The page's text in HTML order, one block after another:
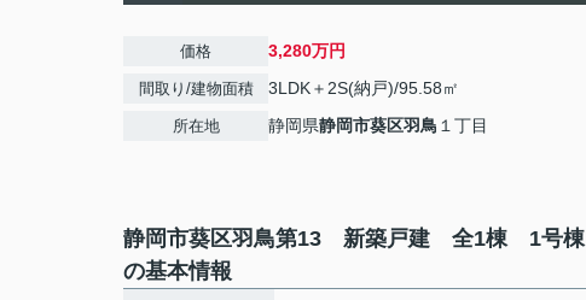
価格 3,280万円
間取り/建物面積 3LDK＋2S(納戸)/95.58㎡
所在地 静岡県静岡市葵区羽鳥 １丁目
静岡市葵区羽鳥第13 新築戸建 全1棟 1号棟
の基本情報